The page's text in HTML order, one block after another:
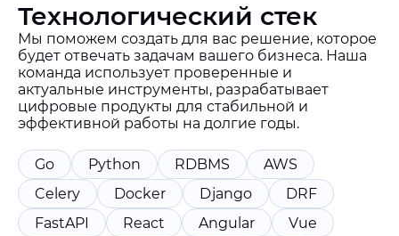
Технологический стек
Мы поможем создать для вас решение, которое
будет отвечать задачам вашего бизнеса. Наша
команда использует проверенные и
актуальные инструменты, разрабатывает
цифровые продукты для стабильной и
эффективной работы на долгие годы.
Go Python RDBMS
AWS
Celery
Docker Django
DRF
FastAPI
React Angular
Vue